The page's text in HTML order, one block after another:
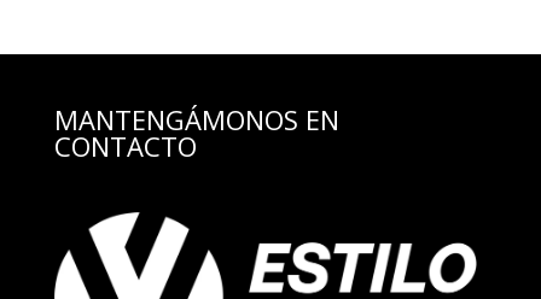
MANTENGÁMONOS EN
CONTACTO